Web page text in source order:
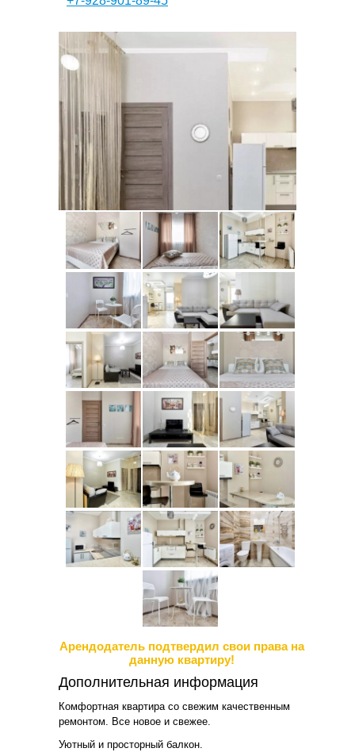
Арендодатель подтвердил свои права на
данную квартиру!
Дополнительная информация
Комфортная квартира со свежим качественным
ремонтом. Все новое и свежее.
Уютный и просторный балкон.